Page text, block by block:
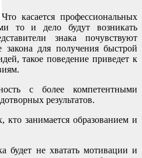
Что касается профессиональных
то и дело будут возникать
знака почувствуют
закона для получения быстрой
такое поведение приведет к
с более компетентными
результатов.
кто занимается образованием и
будет не хватать мотивации и